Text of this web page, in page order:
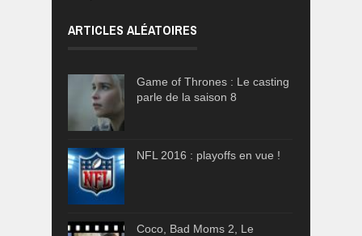
ARTICLES ALÉATOIRES
Game of Thrones : Le casting
parle de la saison 8
NFL 2016 : playoffs en vue !
Coco, Bad Moms 2, Le